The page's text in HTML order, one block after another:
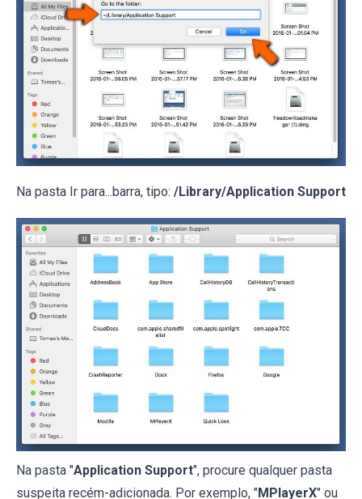
Na pasta Ir para...barra, tipo: /Library/Application Support
Na pasta "Application Support", procure qualquer pasta
suspeita recém-adicionada. Por exemplo, "MPlayerX" ou